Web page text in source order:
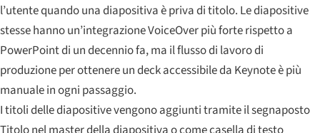
l’utente quando una diapositiva è priva di titolo. Le diapositive
stesse hanno un’integrazione VoiceOver più forte rispetto a
PowerPoint di un decennio fa, ma il flusso di lavoro di
produzione per ottenere un deck accessibile da Keynote è più
manuale in ogni passaggio.
I titoli delle diapositive vengono aggiunti tramite il segnaposto